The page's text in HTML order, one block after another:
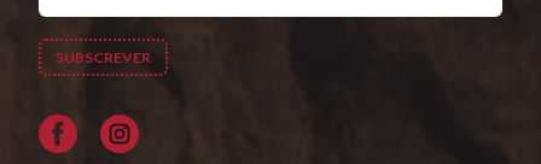
Facebook